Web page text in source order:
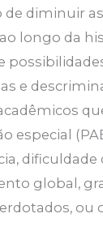
diminuir
longo da
e
especial
dificuldade
global,
ou